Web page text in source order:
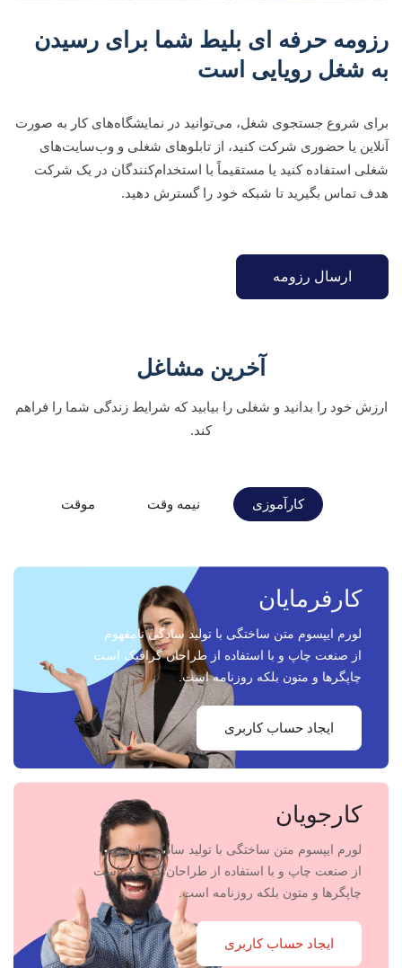
رزومه حرفه ای بلیط شما برای رسیدن
به شغل رویایی است
برای شروع جستجوی شغل، می‌توانید در نمایشگاه‌های کار به صورت
آنلاین یا حضوری شرکت کنید، از تابلوهای شغلی و وب‌سایت‌های
شغلی استفاده کنید یا مستقیماً با استخدام‌کنندگان در یک شرکت
هدف تماس بگیرید تا شبکه خود را گسترش دهید.
ارسال رزومه
آخرین مشاغل
ارزش خود را بدانید و شغلی را بیابید که شرایط زندگی شما را فراهم
کند.
کارآموزی نیمه وقت موقت
کارفرمایان
لورم ایپسوم متن ساختگی با تولید سادگی نامفهوم
از صنعت چاپ و با استفاده از طراحان گرافیک است
چاپگرها و متون بلکه روزنامه است.
ایجاد حساب کاربری
کارجویان
لورم ایپسوم متن ساختگی با تولید سادگی نامفهوم
از صنعت چاپ و با استفاده از طراحان گرافیک است
چاپگرها و متون بلکه روزنامه است.
ایجاد حساب کاربری